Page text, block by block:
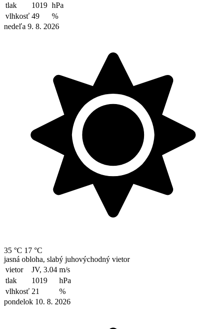
tlak
1019 hPa
vlhkosť 49
%
nedeľa 9. 8. 2026
35 °C 17 °C
jasná obloha, slabý juhovýchodný vietor
vietor
JV, 3.04 m/s
tlak
1019
hPa
vlhkosť 21
%
pondelok 10. 8. 2026